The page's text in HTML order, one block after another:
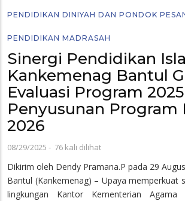
PENDIDIKAN DINIYAH DAN PONDOK
PENDIDIKAN MADRASAH
Sinergi Pendidikan
Kankemenag Bantul
Evaluasi Program
Penyusunan
2026
08/29/2025 - 76 kali dilihat
Dikirim oleh Dendy Pramana.P pada 29
Bantul (Kankemenag) – Upaya memperkuat
lingkungan Kantor Kementerian Agama